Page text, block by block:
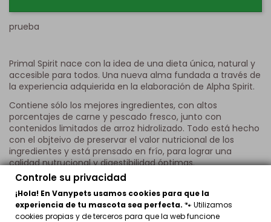
prueba
Primal Spirit nace con la idea de una dieta única, natural y
accesible para todos. Una nueva alma fundada a través de
la experiencia adquierida en la elaboración de Alpha Spirit.
Contiene sólo los mejores ingredientes, con altos
porcentajes de carne y pescado fresco, junto con
contenidos limitados de arroz hidrolizado. Todo está hecho
con el objteivo de preservar el valor nutricional de los
ingredientes y está prensado en frío, para lograr una
calidad nutrucional y digestibilidad óptimas.
Primal Spirit 70% Wild Waters
sea cual sea su edad y tamaño, contiene un 70% de
ingredientes frescos, como50% pescado y 20% de
pollojunto a contenidos limitados de arroz hidrolizado.
Controle su privacidad
¡Hola! En Vanypets usamos cookies para que la
experiencia de tu mascota sea perfecta. 🐾 Utilizamos
cookies propias y de terceros para que la web funcione